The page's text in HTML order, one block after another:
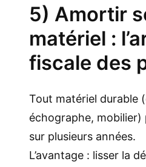
5) Amortir
matériel :
fiscale des
Tout matériel durable
échographe, mobilier)
sur plusieurs années.
L’avantage : lisser la